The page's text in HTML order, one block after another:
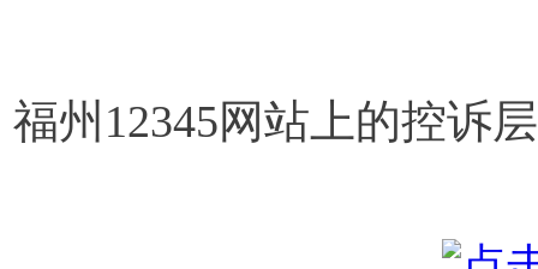
福州12345网站上的控诉